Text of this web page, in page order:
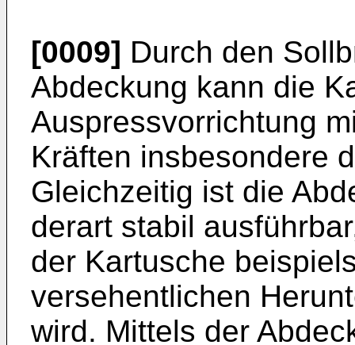
[0009] Durch den
Abdeckung kann die
Auspressvorrichtung
Kräften insbesondere
Gleichzeitig ist die
derart stabil
der Kartusche
versehentlichen
wird. Mittels der